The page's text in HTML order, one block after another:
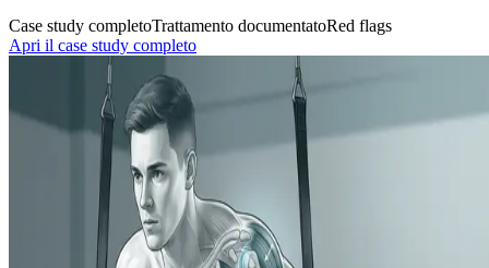
Case study completoTrattamento documentatoRed flags
Apri il case study completo